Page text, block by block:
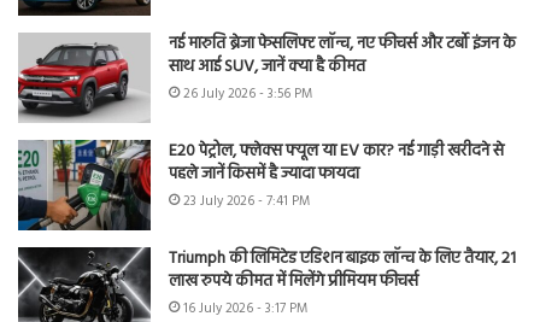
नई मारुति ब्रेजा फेसलिफ्ट लॉन्च, नए फीचर्स और टर्बो इंजन के
साथ आई SUV, जानें क्या है कीमत
26 July 2026 - 3:56 PM
E20 पेट्रोल, फ्लेक्स फ्यूल या EV कार? नई गाड़ी खरीदने से
पहले जानें किसमें है ज्यादा फायदा
23 July 2026 - 7:41 PM
Triumph की लिमिटेड एडिशन बाइक लॉन्च के लिए तैयार, 21
लाख रुपये कीमत में मिलेंगे प्रीमियम फीचर्स
16 July 2026 - 3:17 PM